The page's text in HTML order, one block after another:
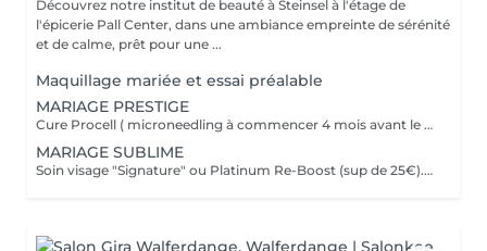
Découvrez notre institut de beauté à Steinsel à l'étage de
l'épicerie Pall Center, dans une ambiance empreinte de sérénité
et de calme, prêt pour une ...
Maquillage mariée et essai préalable
MARIAGE PRESTIGE
Cure Procell ( microneedling à commencer 4 mois avant le jour J) ou cure Soin Signature. Gommage du corps et massage 1h : 1 semaine avant le jour J. Beauté des mains et beauté des pieds ( vernis semi permanent en supplément): 2 jours avant le jour J. Maquillage Mariée, le jour J + essai à votre convenance. Épilations au choix ( jambes entières, maillot intégral, aisselles , visage ou - ), 2 jours avant le jour J. Dates modulables évidemment. 1099€ à la place de 1435€.
MARIAGE SUBLIME
Soin visage "Signature" ou Platinum Re-Boost (sup de 25€). 1 semaine avant le jour J. Gommage du corps. 2 à 3 jours avant le jour J. Massage détente dos et épaules. 1 jour avant le jour J Beauté des pieds+ vernis simple ( semi permanent +6€). 2 jours avant le jour J Beauté des mains+ vernis classique ( semi permanent +15€). 2 à 3 jours avant le jour J Maquillage Mariée + essai. le jour J et l'essai au choix Épilations au choix ( jambes entières, maillot intégral, aisselles , visage ou - ), ( cire classique ). 3 jours avant le jour J Forfait à planifier avec votre esthéticienne, dates modulables évidemment 599€ à la place de 728€